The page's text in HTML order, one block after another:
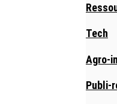
Tech
Agro-
Publi-